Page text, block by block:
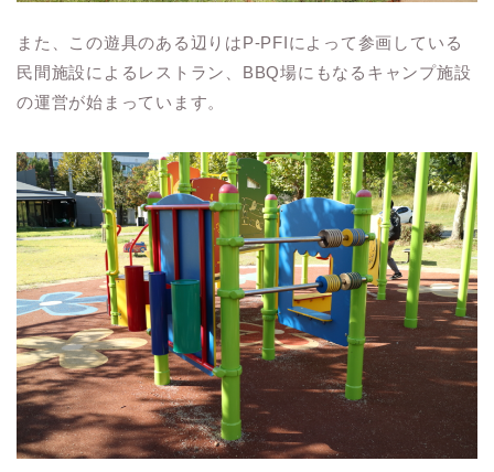
また、この遊具のある辺りはP-PFIによって参画している
民間施設によるレストラン、BBQ場にもなるキャンプ施設
の運営が始まっています。